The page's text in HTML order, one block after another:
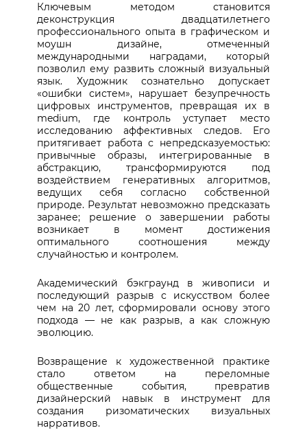
Ключевым методом становится
деконструкция двадцатилетнего
профессионального опыта в графическом и
моушн дизайне, отмеченный
международными наградами, который
позволил ему развить сложный визуальный
язык. Художник сознательно допускает
«ошибки систем», нарушает безупречность
цифровых инструментов, превращая их в
medium, где контроль уступает место
исследованию аффективных следов. Его
притягивает работас непредсказуемостью:
привычные образы, интегрированные в
абстракцию, трансформируются под
воздействием генеративных алгоритмов,
ведущих себя согласно собственной
природе. Результат невозможно предсказать
заранее; решение о завершении работы
возникает в момент достижения
оптимального соотношения между
случайностью и контролем.
Академический бэкграунд в живописи и
последующий разрыв с искусством более
чем на 20 лет, сформировали основу этого
подхода — не как разрыв, а как сложную
эволюцию.
Возвращение к художественной практике
стало ответом на переломные
общественные события, превратив
дизайнерский навык в инструмент для
создания ризоматических визуальных
нарративов.